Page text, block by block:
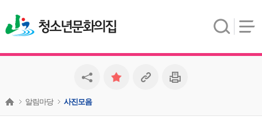
청소년문화의집
알림마당 사진모음